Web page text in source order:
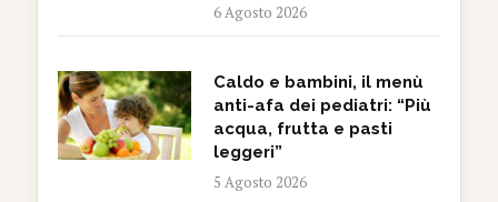
6 Agosto 2026
Caldo e bambini, il menù
anti-afa dei pediatri: “Più
acqua, frutta e pasti
leggeri”
5 Agosto 2026